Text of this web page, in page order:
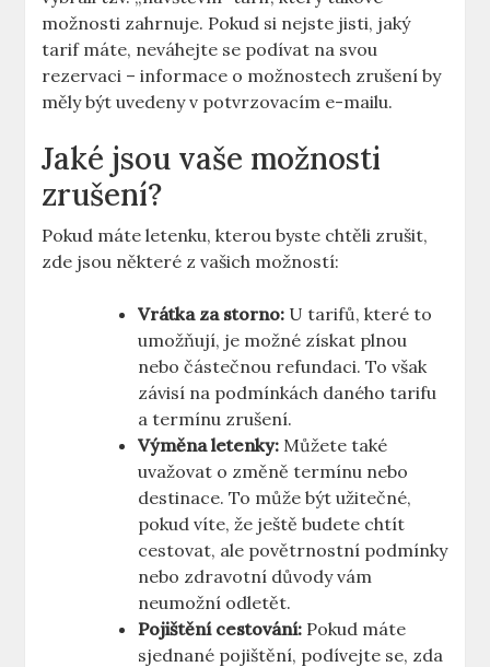
možnosti zahrnuje. Pokud si nejste jisti, jaký
tarif máte, neváhejte se podívat na svou
rezervaci – informace o možnostech zrušení by
měly být uvedeny v potvrzovacím e-mailu.
Jaké jsou vaše možnosti
zrušení?
Pokud máte letenku, kterou byste chtěli zrušit,
zde jsou některé z vašich možností:
Vrátka za storno: U tarifů, které to
umožňují, je možné získat plnou
nebo částečnou refundaci. To však
závisí na podmínkách daného tarifu
a termínu zrušení.
Výměna letenky: Můžete také
uvažovat o změně termínu nebo
destinace. To může být užitečné,
pokud víte, že ještě budete chtít
cestovat, ale povětrnostní podmínky
nebo zdravotní důvody vám
neumožní odletět.
Pojištění cestování: Pokud máte
sjednané pojištění, podívejte se, zda